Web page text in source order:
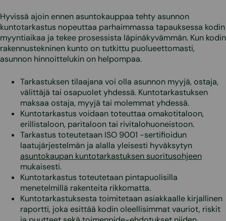
Hyvissä ajoin ennen asuntokauppaa tehty asunnon
kuntotarkastus nopeuttaa parhaimmassa tapauksessa kodin
myyntiaikaa ja tekee prosessista läpinäkyvämmän. Kun kodin
rakennustekninen kunto on tutkittu puolueettomasti,
asunnon hinnoittelukin on helpompaa.
Tarkastuksen tilaajana voi olla asunnon myyjä, ostaja,
välittäjä tai osapuolet yhdessä. Kuntotarkastuksen
maksaa ostaja, myyjä tai molemmat yhdessä.
Kuntotarkastus voidaan toteuttaa omakotitaloon,
erillistaloon, paritaloon tai rivitalohuoneistoon.
Tarkastus toteutetaan ISO 9001 -sertifioidun
laatujärjestelmän ja alalla yleisesti hyväksytyn
asuntokaupan kuntotarkastuksen suoritusohjeen
mukaisesti.
Kuntotarkastus toteutetaan pintapuolisilla
menetelmillä rakenteita rikkomatta.
Kuntotarkastuksesta toimitetaan asiakkaalle kirjallinen
raportti, joka esittää kodin oleellisimmat vauriot, riskit